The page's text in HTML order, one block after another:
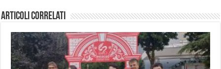
Articoli correlati